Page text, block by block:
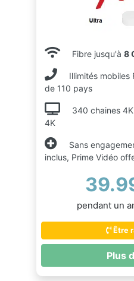
Fibre jusqu'à 8
Illimités mobiles
de 110 pays
340 chaines
4K
Sans
inclus, Prime Vidéo
pendant un
Être
Plus